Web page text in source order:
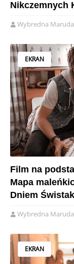
Nikczemnych
Wybredna Maruda
EKRAN
Film na
Mapa
Dniem
Wybredna Maruda
EKRAN